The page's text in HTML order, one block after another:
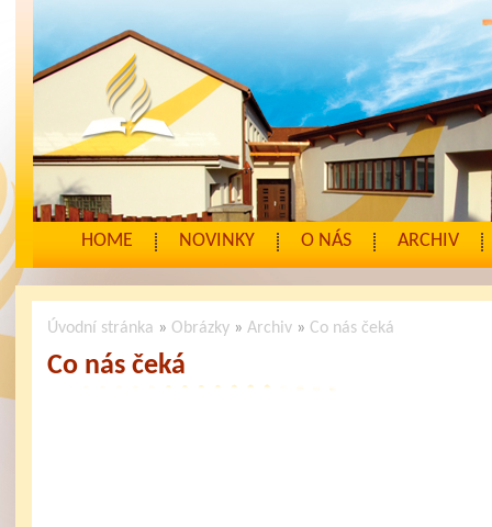
HOME NOVINKY O NÁS ARCHIV
Úvodní stránka » Obrázky »Archiv » Co nás čeká
Co nás čeká